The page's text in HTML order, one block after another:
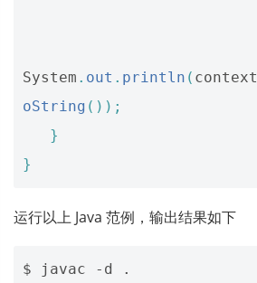
System . out . println ( context
oString ());
}
}
运行以上 Java 范例，输出结果如下
$ javac -d .